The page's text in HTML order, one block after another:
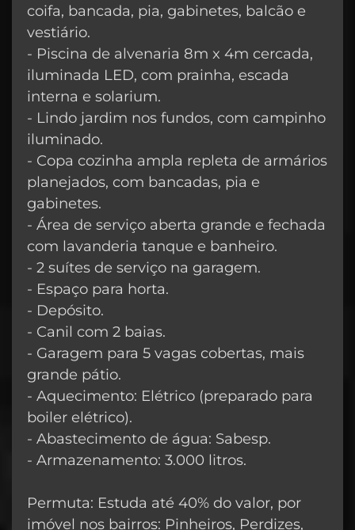
coifa, bancada, pia, gabinetes, balcão e
vestiário.
- Piscina de alvenaria 8m x 4m cercada,
iluminada LED, com prainha, escada
interna e solarium.
- Lindo jardim nos fundos, com campinho
iluminado.
- Copa cozinha ampla repleta de armários
planejados, com bancadas, pia e
gabinetes.
- Área de serviço aberta grande e fechada
com lavanderia tanque e banheiro.
- 2 suítes de serviço na garagem.
- Espaço para horta.
- Depósito.
- Canil com 2 baias.
- Garagem para 5 vagas cobertas, mais
grande pátio.
- Aquecimento: Elétrico (preparado para
boiler elétrico).
- Abastecimento de água: Sabesp.
- Armazenamento: 3.000 litros.
Permuta: Estuda até 40% do valor, por
imóvel nos bairros: Pinheiros, Perdizes,